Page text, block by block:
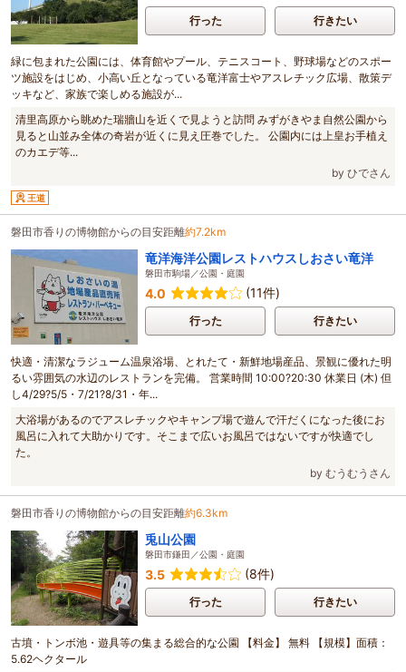
行った 行きたい
緑に包まれた公園には、体育館やプール、テニスコート、野球場などのスポー
ツ施設をはじめ、小高い丘となっている竜洋富士やアスレチック広場、散策デ
ッキなど、家族で楽しめる施設が...
清里高原から眺めた瑞牆山を近くで見ようと訪問 みずがきやま自然公園から
見ると山並み全体の奇岩が近くに見え圧巻でした。 公園内には上皇お手植え
のカエデ等...
by ひでさん
王道
磐田市香りの博物館からの目安距離約7.2km
竜洋海洋公園レストハウスしおさい竜洋
磐田市駒場／公園・庭園
4.0 (11件)
行った 行きたい
快適・清潔なラジューム温泉浴場、とれたて・新鮮地場産品、景観に優れた明
るい雰囲気の水辺のレストランを完備。 営業時間 10:00?20:30 休業日 (木) 但
し4/29?5/5・7/21?8/31・年...
大浴場があるのでアスレチックやキャンプ場で遊んで汗だくになった後にお
風呂に入れて大助かりです。そこまで広いお風呂ではないですが快適でし
た。
by むうむうさん
磐田市香りの博物館からの目安距離約6.3km
兎山公園
磐田市鎌田／公園・庭園
3.5 (8件)
行った 行きたい
古墳・トンボ池・遊具等の集まる総合的な公園 【料金】 無料 【規模】面積：
5.62ヘクタール